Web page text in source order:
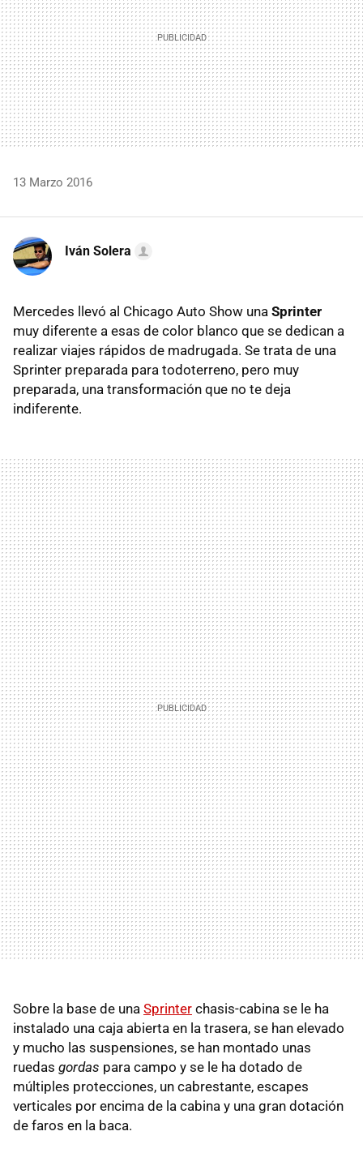
13 Marzo 2016
Iván Solera
Mercedes llevó al Chicago Auto Show una Sprinter
muy diferente a esas de color blanco que se dedican a
realizar viajes rápidos de madrugada. Se trata de una
Sprinter preparada para todoterreno, pero muy
preparada, una transformación que no te deja
indiferente.
Sobre la base de una Sprinter chasis-cabina se le ha
instalado una caja abierta en la trasera, se han elevado
y mucho las suspensiones, se han montado unas
ruedas gordas para campo y se le ha dotado de
múltiples protecciones, un cabrestante, escapes
verticales por encima de la cabina y una gran dotación
de faros en la baca.